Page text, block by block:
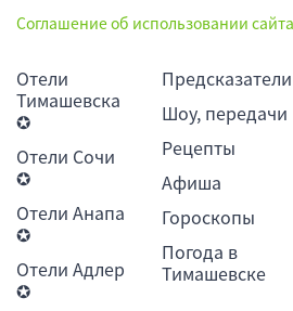
Соглашение об использовании
Отели
Тимашевска
✪
Отели Сочи
✪
Отели Анапа
✪
Отели Адлер
✪
Предсказатели
Шоу, передачи
Рецепты
Афиша
Гороскопы
Погода в
Тимашевске